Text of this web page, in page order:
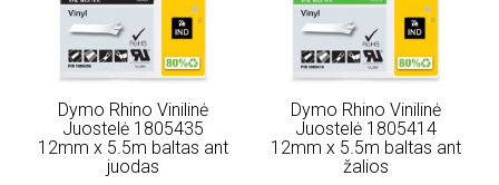
Dymo Rhino Vinilinė
Juostelė 1805435
12mm x 5.5m baltas ant
juodas
Dymo Rhino Vinilinė
Juostelė 1805414
12mm x 5.5m baltas ant
žalios